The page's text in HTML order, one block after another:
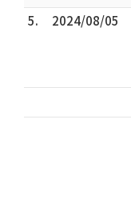
5.
2024/08/05